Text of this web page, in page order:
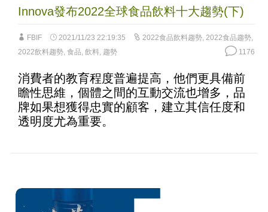
Innova發布2022全球食品飲料十大趨勢(下)
FBIF 2021/11/23 22:19:35 2022食品飲料趨勢, 2022食品趨勢,
2022飲料趨勢, 食品 飲料 趨勢 1176
消費者的教育程度普遍提高，他們更具備前
瞻性思維，個體之間的互動交流也增多，品
牌如果想獲得忠實的顧客，建立其信任度和
透明度尤為重要。